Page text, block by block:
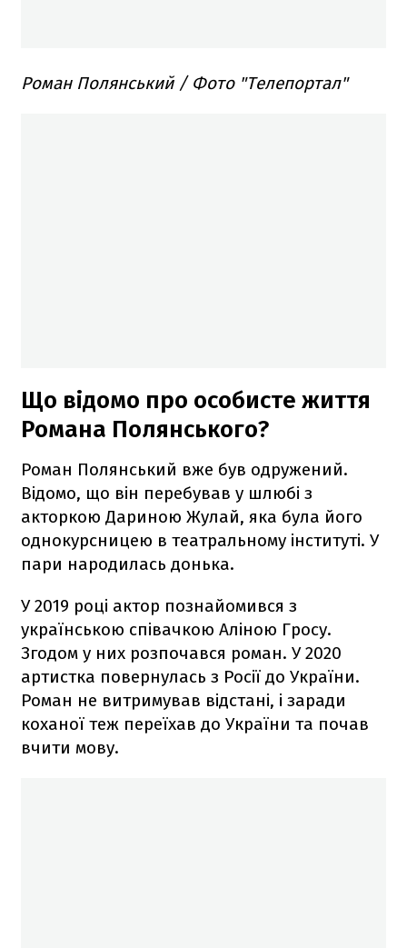
Роман Полянський / Фото "Телепортал"
Що відомо про особисте життя
Романа Полянського?
Роман Полянський вже був одружений.
Відомо, що він перебував у шлюбі з
акторкою Дариною Жулай, яка була його
однокурсницею в театральному інституті. У
пари народилась донька.
У 2019 році актор познайомився з
українською співачкою Аліною Гросу.
Згодом у них розпочався роман. У 2020
артистка повернулась з Росії до України.
Роман не витримував відстані, і заради
коханої теж переїхав до України та почав
вчити мову.